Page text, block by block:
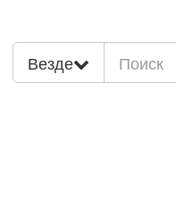
Везде